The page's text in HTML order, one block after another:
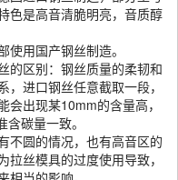
色是高音清脆明亮，音质醇
用国产钢丝制造。
区别：钢丝质量的柔韧和
进口钢丝任意截取一段，
出现某10mm的含量高，
碳量一致。
圆的情况，也有高音区的
丝模具的过度使用导致，